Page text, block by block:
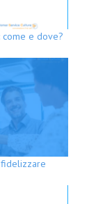
come e dove?